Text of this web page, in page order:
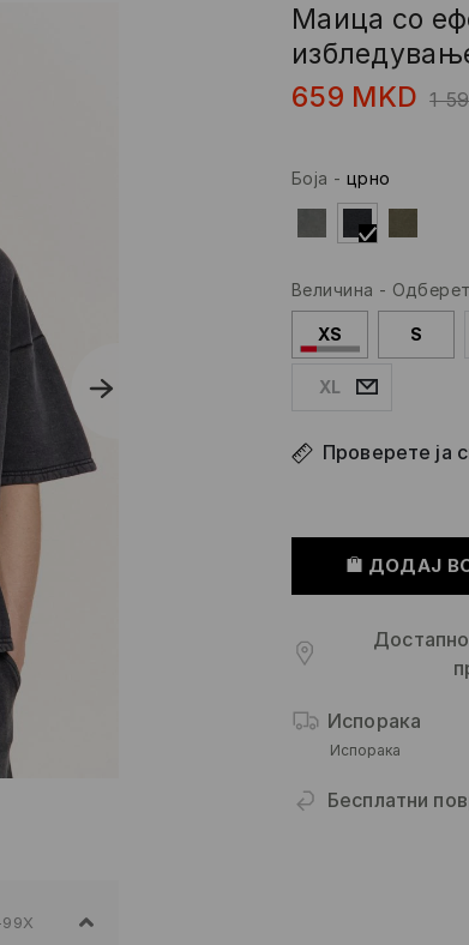
Маица со
659 MKD 1
Боја - црно
Величина -
XS S
XL
Проверете ја
ДОДАЈ
Испорака
Испорака
Бесплатни